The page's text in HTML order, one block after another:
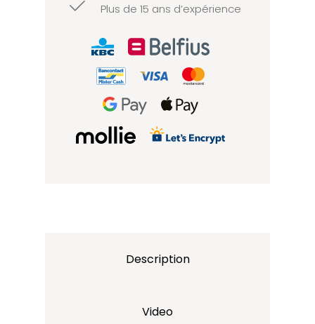
Plus de 15 ans d’expérience
Description
Video